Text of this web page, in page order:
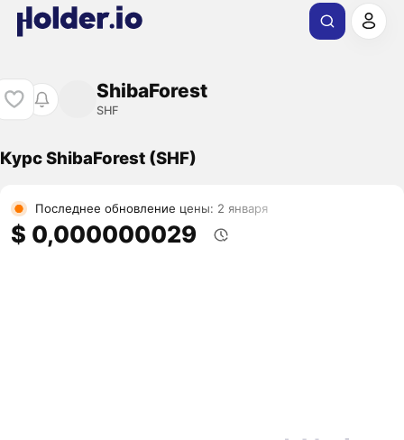
ShibaForest
SHF
Курс ShibaForest (SHF)
Последнее обновление цены: 2 января
$ 0,000000029